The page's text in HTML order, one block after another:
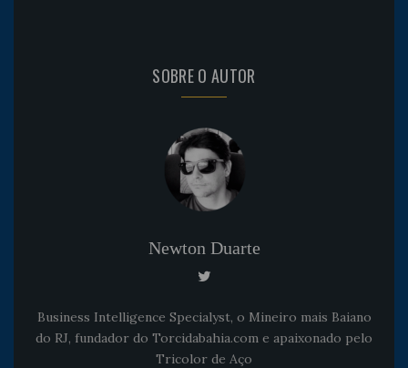
SOBRE O AUTOR
Newton Duarte
Business Intelligence Specialyst, o Mineiro mais Baiano
do RJ, fundador do Torcidabahia.com e apaixonado pelo
Tricolor de Aço